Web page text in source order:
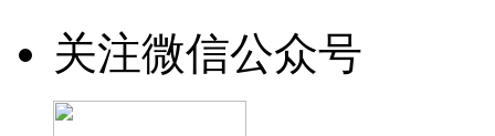
关注微信公众号